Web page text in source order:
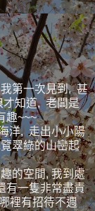
第一次見到, 甚
才知道, 老闆是
趣~~~
洋, 走出小小陽
翠綠的山巒起
的空間, 我到處
有一隻非常盡責
裡有招待不週